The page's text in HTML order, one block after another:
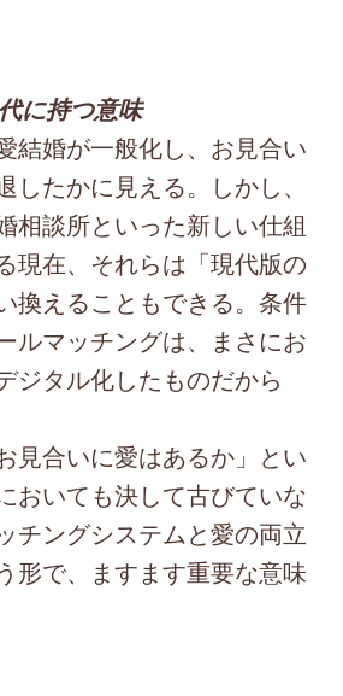
に持つ意味
結婚が一般化し、お見合い
したかに見える。しかし、
相談所といった新しい仕組
現在、それらは「現代版の
換えることもできる。条件
ルマッチングは、まさにお
ジタル化したものだから
見合いに愛はあるか」とい
おいても決して古びていな
チングシステムと愛の両立
形で、ますます重要な意味